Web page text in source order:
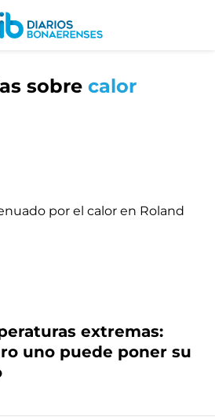
sobre calor
extremas:
uno puede poner su